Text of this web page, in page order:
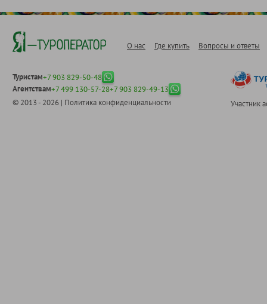
О нас Где купить Вопросы и ответы
Туристам+7 903 829-50-48
Агентствам+7 499 130-57-28+7 903 829-49-13
© 2013 - 2026 | Политика конфиденциальности Участник